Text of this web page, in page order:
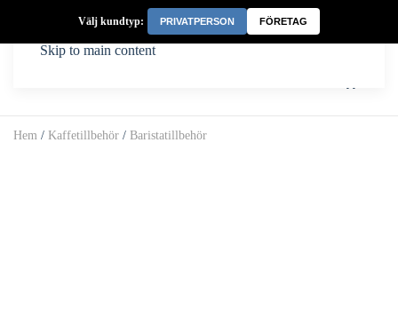
Välj kundtyp: PRIVATPERSON FÖRETAG
Skip to main content
Hem / Kaffetillbehör / Baristatillbehör